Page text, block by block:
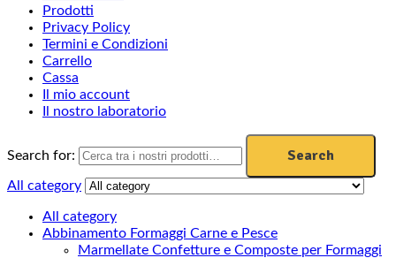
Prodotti
Privacy Policy
Termini e Condizioni
Carrello
Cassa
Il mio account
Il nostro laboratorio
Search for: Search
All category
All category
Abbinamento Formaggi Carne e Pesce
Marmellate Confetture e Composte per Formaggi